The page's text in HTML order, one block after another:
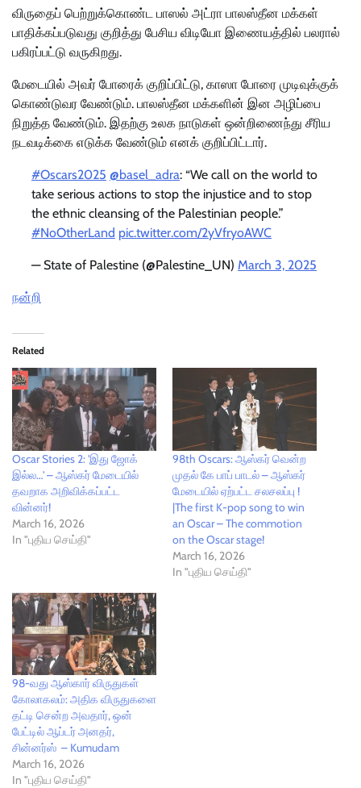
விருதைப் பெற்றுக்கொண்ட பாஸல் அட்ரா பாலஸ்தீன மக்கள்
பாதிக்கப்படுவது குறித்து பேசிய விடியோ இணையத்தில் பலரால்
பகிரப்பட்டு வருகிறது.
மேடையில் அவர் போரைக் குறிப்பிட்டு, காஸா போரை முடிவுக்குக்
கொண்டுவர வேண்டும். பாலஸ்தீன மக்களின் இன அழிப்பை
நிறுத்த வேண்டும். இதற்கு உலக நாடுகள் ஒன்றிணைந்து சீரிய
நடவடிக்கை எடுக்க வேண்டும் எனக் குறிப்பிட்டார்.
#Oscars2025 @basel_adra: “We call on the world to
take serious actions to stop the injustice and to stop
the ethnic cleansing of the Palestinian people.”
#NoOtherLand pic.twitter.com/2yVfryoAWC
— State of Palestine (@Palestine_UN) March 3, 2025
நன்றி
Related
Oscar Stories 2: 'இது ஜோக்
இல்ல…' – ஆஸ்கர் மேடையில்
தவறாக அறிவிக்கப்பட்ட
வின்னர்!
March 16, 2026
In "புதிய செய்தி"
98th Oscars: ஆஸ்கர் வென்ற
முதல் கே பாப் பாடல் – ஆஸ்கர்
மேடையில் ஏற்பட்ட சலசலப்பு !
|The first K-pop song to win
an Oscar – The commotion
on the Oscar stage!
March 16, 2026
In "புதிய செய்தி"
98-வது ஆஸ்கார் விருதுகள்
கோலாகலம்: அதிக விருதுகளை
தட்டி சென்ற அவதார், ஒன்
பேட்டில் ஆப்டர் அனதர்,
சின்னர்ஸ் – Kumudam
March 16, 2026
In "புதிய செய்தி"